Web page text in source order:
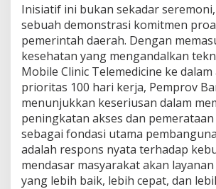
Inisiatif ini bukan sekadar
sebuah demonstrasi komitmen
pemerintah daerah. Dengan
kesehatan yang mengandalkan
Mobile Clinic Telemedicine ke dalam
prioritas 100 hari kerja, Pemprov
menunjukkan keseriusan dalam
peningkatan akses dan
sebagai fondasi utama
adalah respons nyata terhadap
mendasar masyarakat akan
yang lebih baik, lebih cepat, dan